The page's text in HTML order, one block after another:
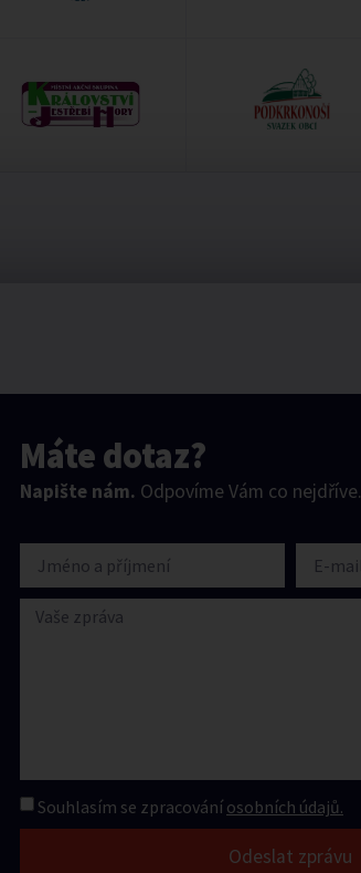
Máte dotaz?
Napište nám. Odpovíme Vám co nejdříve.
Souhlasím se zpracování osobních údajů.
Odeslat zprávu